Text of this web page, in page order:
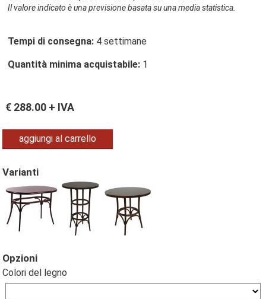
Il valore indicato è una previsione basata su una media statistica.
Tempi di consegna: 4 settimane
Quantità minima acquistabile: 1
€ 288.00 + IVA
aggiungi al carrello
Varianti
Opzioni
Colori del legno